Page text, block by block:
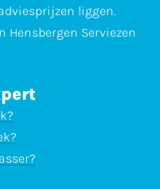
liggen.
Hensbergen Serviezen